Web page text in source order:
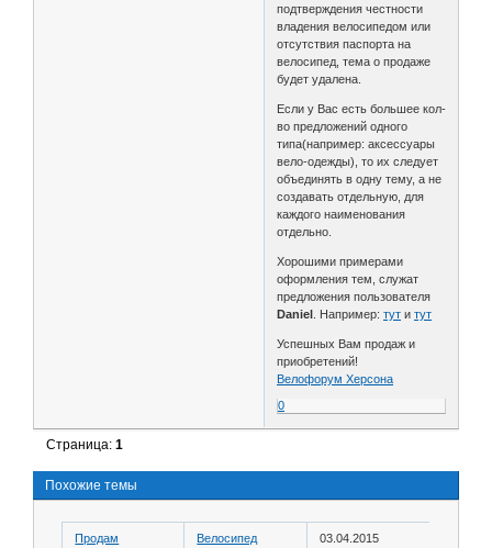
подтверждения честности
владения велосипедом или
отсутствия паспорта на
велосипед, тема о продаже
будет удалена.
Если у Вас есть большее кол-
во предложений одного
типа(например: аксессуары
вело-одежды), то их следует
объединять в одну тему, а не
создавать отдельную, для
каждого наименования
отдельно.
Хорошими примерами
оформления тем, служат
предложения пользователя
Daniel
. Например:тут итут
Успешных Вам продаж и
приобретений!
Велофорум Херсона
0
Страница:1
Похожие темы
Продам
Велосипед 03.04.2015